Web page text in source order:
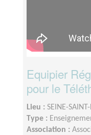
Equipier
pour le
Lieu : SEINE-
Type :
Association :